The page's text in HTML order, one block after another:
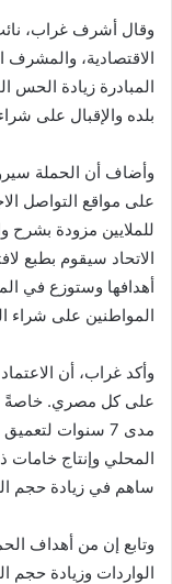
وقال أشرف غراب،
الاقتصادية، والمشرف
المبادرة زيادة
بلده والإقبال على
وأضاف أن الحملة
على مواقع التواصل
للملايين مزودة بشرح
الاتحاد سيقوم بطبع
أهدافها وستوزع في
المواطنين على شراء
وأكد غراب، أن
على كل مصري. خاصةً
مدى 7 سنوات
المحلي وإنتاج
ساهم في زيادة حجم
وتابع إن من أهداف
الواردات وزيادة حجم